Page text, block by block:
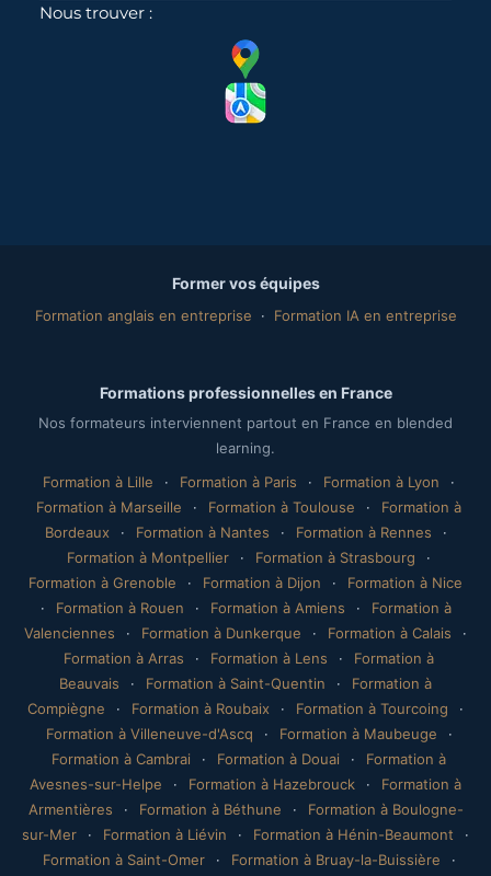
Nous trouver :
Former vos équipes
Formation anglais en entreprise · Formation IA en entreprise
Formations professionnelles en France
Nos formateurs interviennent partout en France en blended
learning.
Formation à Lille
· Formation à Paris · Formation à Lyon
·
Formation à Marseille
· Formation à Toulouse ·
Formation à
Bordeaux
· Formation à Nantes · Formation à Rennes
·
Formation à Montpellier
· Formation à Strasbourg
·
Formation à Grenoble
· Formation à Dijon ·
Formation à Nice
·
Formation à Rouen · Formation à Amiens ·
Formation à
Valenciennes
· Formation à Dunkerque · Formation à Calais
·
Formation à Arras
· Formation à Lens ·
Formation à
Beauvais
· Formation à Saint-Quentin ·
Formation à
Compiègne
· Formation à Roubaix · Formation à Tourcoing
·
Formation à Villeneuve-d'Ascq
· Formation à Maubeuge
·
Formation à Cambrai
· Formation à Douai ·
Formation à
Avesnes-sur-Helpe
· Formation à Hazebrouck ·
Formation à
Armentières
· Formation à Béthune ·
Formation à Boulogne-
sur-Mer
· Formation à Liévin · Formation à Hénin-Beaumont
·
Formation à Saint-Omer
· Formation à Bruay-la-Buissière ·